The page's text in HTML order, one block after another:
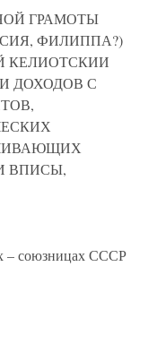
ГРАМОТЫ
ФИЛИППА?)
КЕЛИОТСКИИ
ДОХОДОВ С
ВПИСЫ,
– союзницах СССР